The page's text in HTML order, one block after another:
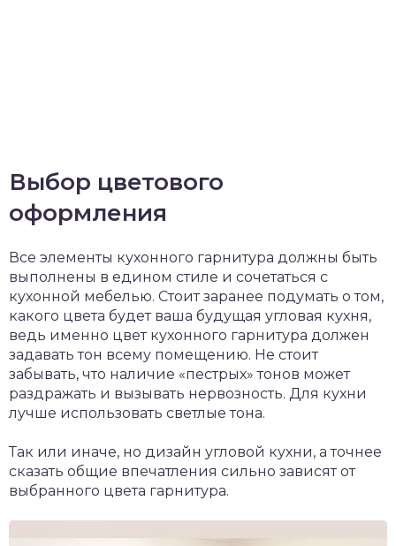
Выбор цветового
оформления
Все элементы кухонного гарнитура должны быть
выполнены в едином стиле и сочетаться с
кухонной мебелью. Стоит заранее подумать о том,
какого цвета будет ваша будущая угловая кухня,
ведь именно цвет кухонного гарнитура должен
задавать тон всему помещению. Не стоит
забывать, что наличие «пестрых» тонов может
раздражать и вызывать нервозность. Для кухни
лучше использовать светлые тона.
Так или иначе, но дизайн угловой кухни, а точнее
сказать общие впечатления сильно зависят от
выбранного цвета гарнитура.